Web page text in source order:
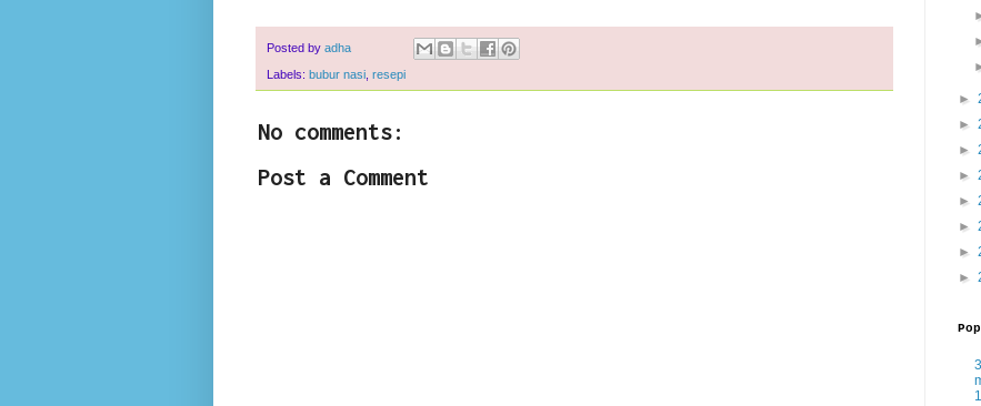
Posted by adha
Labels: bubur nasi resepi
No comments:
Post a Comment
►
►
►
►
►
►
►
►